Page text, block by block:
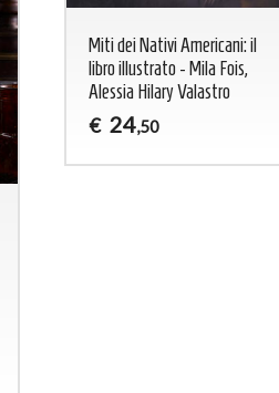
Miti dei Nativi Americani: il
libro illustrato - Mila Fois,
Alessia Hilary Valastro
€ 24,50